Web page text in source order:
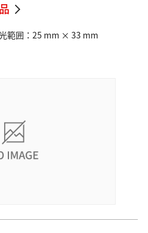
範囲：25 mm × 33 mm